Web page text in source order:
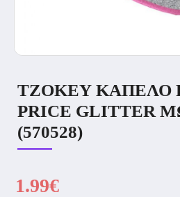
ΤΖΟΚΕΥ ΚΑΠΕΛΟ
PRICE GLITTER
(570528)
1.99€